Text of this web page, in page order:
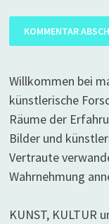
Willkommen bei
künstlerische
Räume der
Bilder und
Vertraute
Wahrnehmung
KUNST, KULTUR